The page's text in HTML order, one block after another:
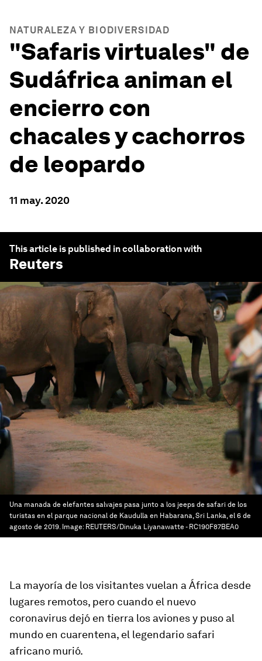
NATURALEZA Y BIODIVERSIDAD
"Safaris virtuales" de
Sudáfrica animan el
encierro con
chacales y cachorros
de leopardo
11 may. 2020
This article is published in collaboration with
Reuters
Una manada de elefantes salvajes pasa junto a los jeeps de safari de los
turistas en el parque nacional de Kaudulla en Habarana, Sri Lanka, el 6 de
agosto de 2019. Image: REUTERS/Dinuka Liyanawatte - RC190F87BEA0
La mayoría de los visitantes vuelan a África desde
lugares remotos, pero cuando el nuevo
coronavirus dejó en tierra los aviones y puso al
mundo en cuarentena, el legendario safari
africano murió.